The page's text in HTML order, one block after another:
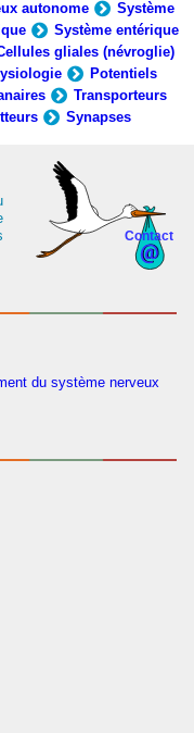
autonome
Système
Système entérique
gliales (névroglie)
Potentiels
Transporteurs
Synapses
Contact
du système nerveux